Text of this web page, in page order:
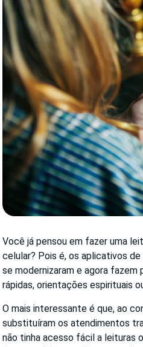
Você já pensou em fazer uma
celular? Pois é, os aplicativos
se modernizaram e agora
rápidas, orientações espirituais
O mais interessante é que, ao
substituíram os atendimentos
não tinha acesso fácil a leituras